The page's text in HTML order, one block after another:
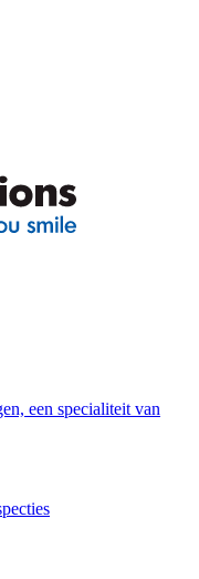
een specialiteit van